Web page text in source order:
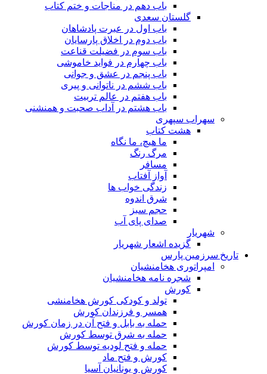
باب دهم در مناجات و ختم کتاب
گلستان سعدی
باب اول در عبرت پادشاهان
باب دوم در اخلاق پارسایان
باب سوم در فضیلت قناعت
باب چهارم در فواید خاموشى
باب پنجم در عشق و جوانى
باب ششم در ناتوانى و پیرى
باب هفتم در عالم تربیت
باب هشتم در آداب صحبت و همنشنى
سهراب سپهری
هشت کتاب
ما هیچ، ما نگاه
مرگ رنگ
مسافر
آواز آفتاب
زندگی خواب ها
شرق اندوه
حجم سبز
صدای پای آب
شهریار
گزیده اشعار شهریار
تاریخ سرزمین پارس
امپراتوری هخامنشیان
شجره نامه هخامنشیان
کورش
تولد و کودکی کورش هخامنشی
همسر و فرزندان کورش
حمله به بابل و فتح آن در زمان کورش
حمله به شرق توسط کورش
حمله و فتح لودیه توسط کورش
کورش و فتح ماد
کورش و یونانیان آسیا